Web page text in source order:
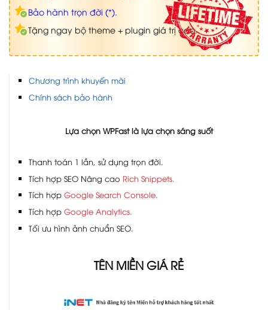
Bảo hành trọn đời (*).
Tặng ngay bộ theme + plugin giá trị cao.
Chương trình khuyến mãi
Chính sách bảo hành
Lựa chọn WPFast là lựa chọn sáng suốt
Thanh toán 1 lần, sử dụng trọn đời.
Tích hợp SEO Nâng cao Rich Snippets.
Tích hợp Google Search Console.
Tích hợp Google Analytics.
Tối ưu hình ảnh chuẩn SEO.
TÊN MIỀN GIÁ RẺ